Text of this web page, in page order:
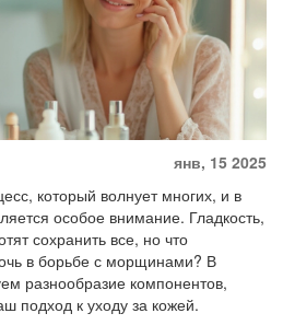
янв, 15 2025
который волнует многих, и в
особое внимание. Гладкость,
сохранить все, но что
в борьбе с морщинами? В
разнообразие компонентов,
подход к уходу за кожей.